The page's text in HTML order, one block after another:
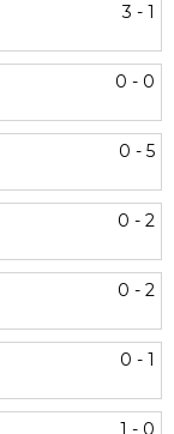
3 - 1
0 - 0
0 - 5
0 - 2
0 - 2
0 - 1
1 - 0